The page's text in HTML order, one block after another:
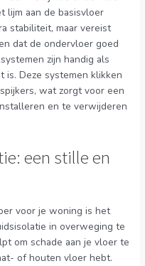
lijm aan de basisvloer
stabiliteit, maar vereist
dat de ondervloer goed
zijn handig als
Deze systemen klikken
wat zorgt voor een
en te verwijderen
een stille en
voor je woning is het
in overweging te
om schade aan je vloer te
of houten vloer hebt.